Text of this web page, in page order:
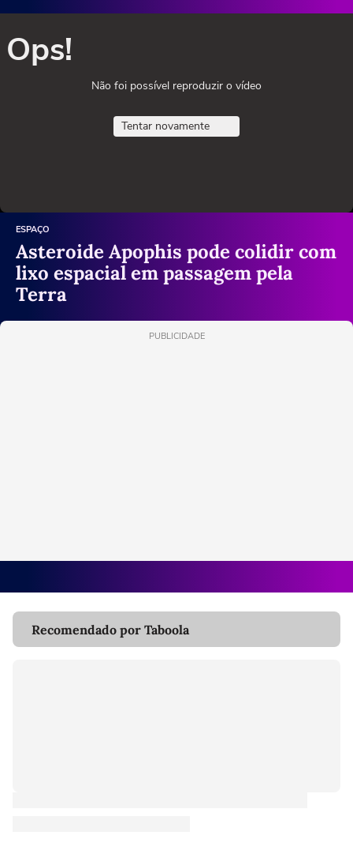
Ops!
Não foi possível reproduzir o vídeo
Tentar novamente
ESPAÇO
Asteroide Apophis pode colidir com
lixo espacial em passagem pela
Terra
PUBLICIDADE
Recomendado por Taboola